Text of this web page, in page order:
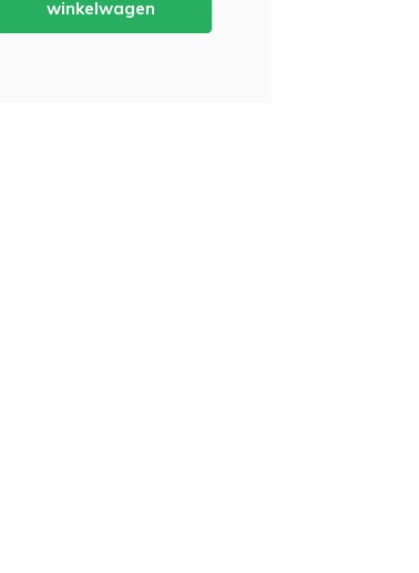
winkelwagen